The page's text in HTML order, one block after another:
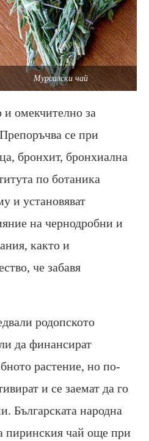
Мурсалски чай
и омекчително за
се при
бронхит, бронхиална
по ботаника
и установяват
на чернодробни и
както и
че забавя
родопското
да финансират
растение, но по-
и се заемат да го
Българската народна
пиринския чай още при